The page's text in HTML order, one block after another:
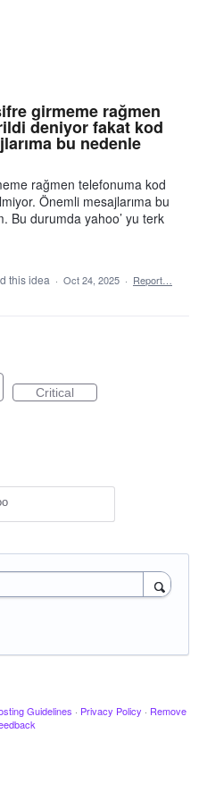
girmeme rağmen
deniyor fakat kod
bu nedenle
rağmen telefonuma kod
Önemli mesajlarıma bu
Bu durumda yahoo’ yu terk
this idea · Oct 24, 2025 · Report…
Critical
Guidelines · Privacy Policy · Remove